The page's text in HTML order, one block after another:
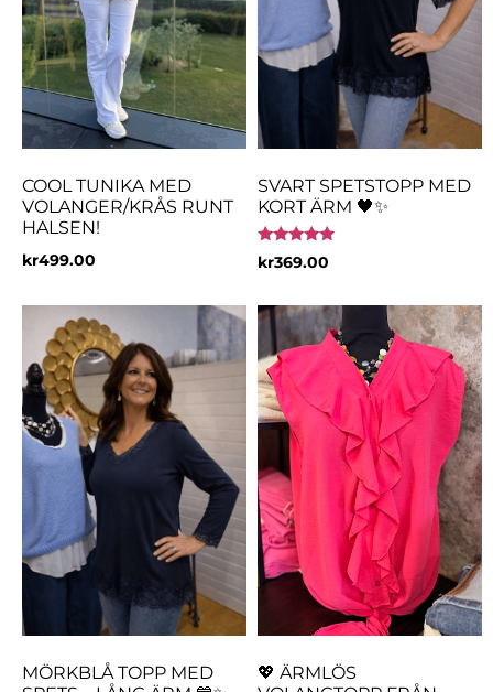
COOL TUNIKA MED
VOLANGER/KRÅS RUNT
HALSEN!
kr499.00
SVART SPETSTOPP MED
KORT ÄRM 🖤✨
Betygsatt
5.00
kr369.00
MÖRKBLÅ TOPP MED
💖 ÄRMLÖS